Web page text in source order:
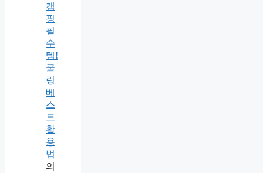
캠
핑
필
수
템!
쿨
링
베
스
트
활
용
법
의